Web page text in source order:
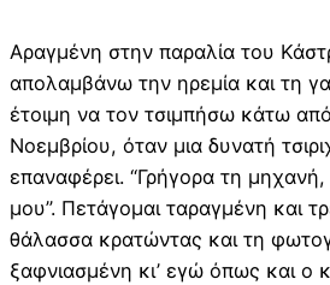
Αραγμένη στην παραλία του
απολαμβάνω την ηρεμία και τη
έτοιμη να τον τσιμπήσω κάτω
Νοεμβρίου, όταν μια δυνατή
επαναφέρει. “Γρήγορα τη
μου”. Πετάγομαι ταραγμένη και
θάλασσα κρατώντας και τη
ξαφνιασμένη κι’ εγώ όπως και